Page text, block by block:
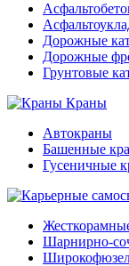
Дорожные
Дорожные
Грунтовые
Краны
Автокраны
Башенные
Гусеничные
Шарнирно-